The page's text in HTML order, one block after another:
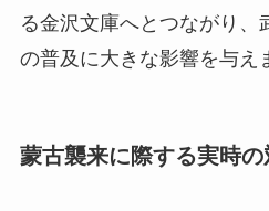
る金沢文庫へとつながり、
の普及に大きな影響を与え
蒙古襲来に際する実時